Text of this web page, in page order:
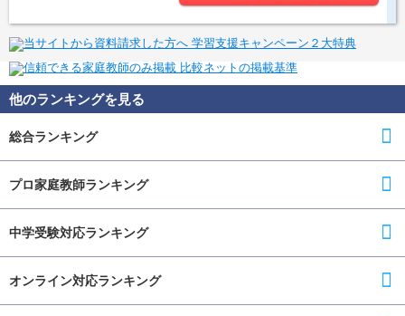
他のランキングを見る
総合ランキング
プロ家庭教師ランキング
中学受験対応ランキング
オンライン対応ランキング